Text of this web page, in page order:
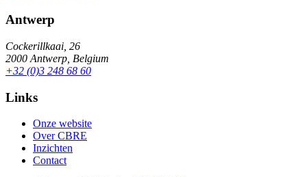
Antwerp
Cockerillkaai, 26
2000 Antwerp, Belgium
+32 (0)3 248 68 60
Links
Onze website
Over CBRE
Inzichten
Contact